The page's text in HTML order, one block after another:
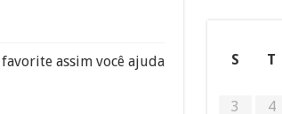
assim você ajuda
S
T
3
4